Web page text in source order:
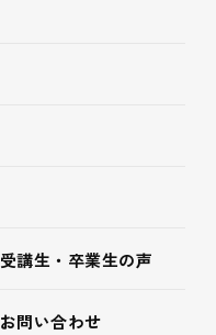
受講生・卒業生の声
お問い合わせ